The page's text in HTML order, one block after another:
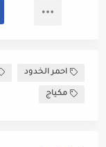
احمر الخدود
مكياج